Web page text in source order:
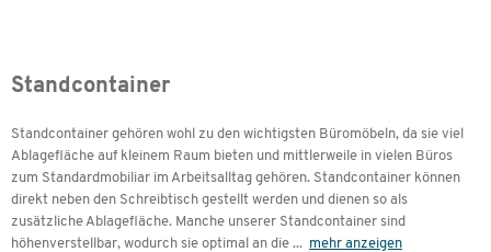
Standcontainer
Standcontainer gehören wohl zu den wichtigsten Büromöbeln, da sie viel
Ablagefläche auf kleinem Raum bieten und mittlerweile in vielen Büros
zum Standardmobiliar im Arbeitsalltag gehören. Standcontainer können
direkt neben den Schreibtisch gestellt werden und dienen so als
zusätzliche Ablagefläche. Manche unserer Standcontainer sind
höhenverstellbar, wodurch sie optimal an die ... mehr anzeigen